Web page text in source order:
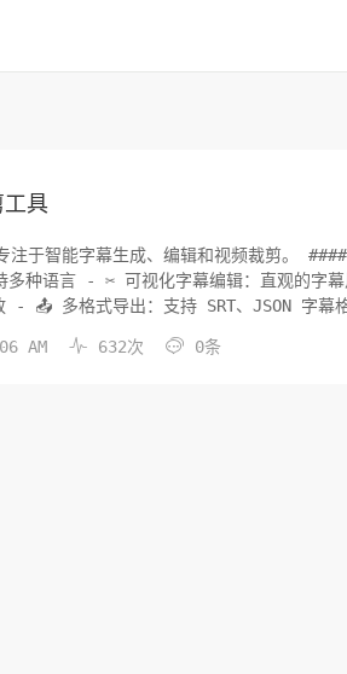
具
和视频裁剪。 ####🎯 核心功能 - 🎤 智能语音识别：基
种语言 - ✂️ 可视化字幕编辑：直观的字
- 📤 多格式导出：支持 SRT、JSON 字
AM  632次  0条